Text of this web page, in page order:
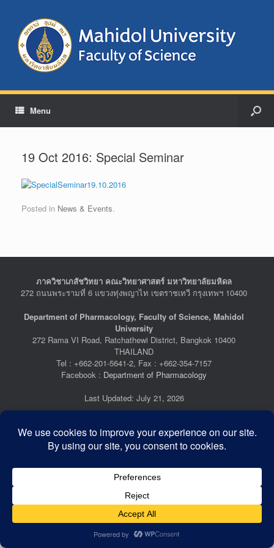
Menu
19 Oct 2016: Special Seminar
Posted in News & Events.
ภาควิชาเภสัชวิทยา คณะวิทยาศาสตร์ มหาวิทยาลัยมหิดล
272 ถนนพระรามที่ 6 แขวงทุ่งพญาไท เขตราชเทวี กรุงเทพฯ 10400
Department of Pharmacology, Faculty of Science, Mahidol
University
272 Rama VI Road, Ratchathewi District, Bangkok 10400
THAILAND
Tel : +662-201-5641-2, Fax : +662-354-7157
Facebook : Department of Pharmacology
Last Updated: July 21, 2026